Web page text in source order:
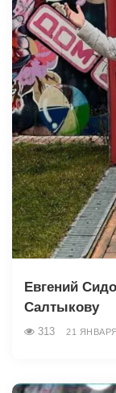
Евгений
Салтыкову
313 21